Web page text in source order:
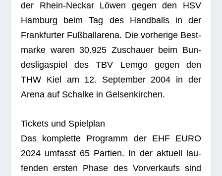
der Rhein-Neckar Löwen gegen den HSV
Ham­burg beim Tag des Hand­balls in der
Frank­fur­ter Fuß­ball­arena. Die vor­he­rige Best­
marke waren 30.925 Zuschauer beim Bun­
des­li­ga­spiel des TBV Lemgo gegen den
THW Kiel am 12. Sep­tem­ber 2004 in der
Arena auf Schalke in Gelsenkirchen.
Tickets und Spielplan
Das kom­plette Pro­gramm der EHF EURO
2024 umfasst 65 Par­tien. In der aktu­ell lau­
fen­den ers­ten Phase des Vor­ver­kaufs sind